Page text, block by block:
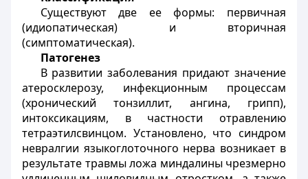
Существуют две ее формы: первичная
(идиопатическая) и вторичная
(симптоматическая).
Патогенез
В развитии заболевания придают значение
атеросклерозу, инфекционным процессам
(хронический тонзиллит, ангина, грипп),
интоксикациям, в частности отравлению
тетраэтилсвинцом. Установлено, что синдром
невралгии языкоглоточного нерва возникает в
результате травмы ложа миндалины чрезмерно